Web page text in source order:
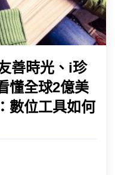
善時光、i珍
懂全球2億美
數位工具如何